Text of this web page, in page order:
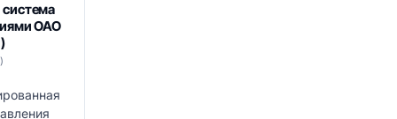
ОАО